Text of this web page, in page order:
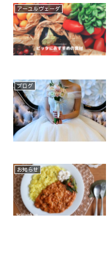
アーユルヴェーダ
ブログ
お知らせ